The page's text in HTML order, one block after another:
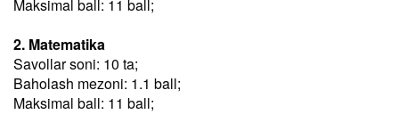
Maksimal ball: 11 ball;
2. Matematika
Savollar soni: 10 ta;
Baholash mezoni: 1.1 ball;
Maksimal ball: 11 ball;